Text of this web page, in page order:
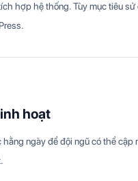
hợp hệ thống. Tùy mục tiêu
hoạt
hằng ngày để đội ngũ có thể